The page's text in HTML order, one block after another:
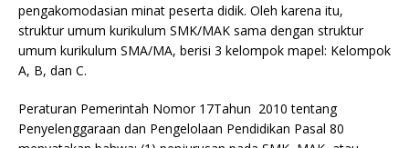
pengakomodasian minat peserta didik. Oleh karena itu,
struktur umum kurikulum SMK/MAK sama dengan struktur
umum kurikulum SMA/MA, berisi 3 kelompok mapel: Kelompok
A, B, dan C.
Peraturan Pemerintah Nomor 17Tahun 2010 tentang
Penyelenggaraan dan Pengelolaan Pendidikan Pasal 80